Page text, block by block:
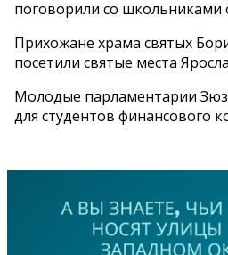
поговорили со школьниками
Прихожане храма святых
посетили святые места
Молодые парламентарии
для студентов финансового